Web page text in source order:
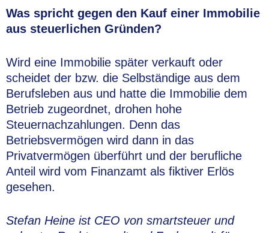
Was spricht gegen den Kauf einer Immobilie
aus steuerlichen Gründen?
Wird eine Immobilie später verkauft oder
scheidet der bzw. die Selbständige aus dem
Berufsleben aus und hatte die Immobilie dem
Betrieb zugeordnet, drohen hohe
Steuernachzahlungen. Denn das
Betriebsvermögen wird dann in das
Privatvermögen überführt und der berufliche
Anteil wird vom Finanzamt als fiktiver Erlös
gesehen.
Stefan Heine ist CEO von smartsteuer und